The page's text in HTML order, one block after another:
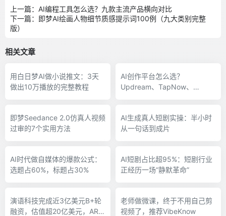
上一篇：AI编程工具怎么选？九款主流产品横向对比
下一篇：即梦AI绘画人物细节质感提示词100例（九大类别完整
版）
相关文章
用白日梦AI做小说推文：3天
做出10万播放的完整教程
AI创作平台怎么选？
Updream、TapNow、
即梦Seedance 2.0仿真人视频
过审的7个实用方法
AI生成真人短剧实操：半小时
从一句话到成片
AI时代做自媒体的爆款公式：
选题占60%，标题占30%
AI短剧占比超95%：短剧行业
正经历一场“静默革命”
演语科技完成近3亿美元B+轮
融资，估值超20亿美元，ARR
老师做微课，终于不用自己剪
视频了，推荐VibeKnow